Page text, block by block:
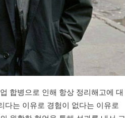
합병으로 인해 항상 정리해고에 대
다는 이유로 경험이 없다는 이유로